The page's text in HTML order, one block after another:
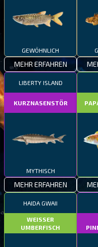
GEWÖHNLICH
MEHR ERFAHREN
LIBERTY ISLAND
KURZNASENSTÖR
MYTHISCH
MEHR ERFAHREN
HAIDA GWAII
WEISSER
UMBERFISCH